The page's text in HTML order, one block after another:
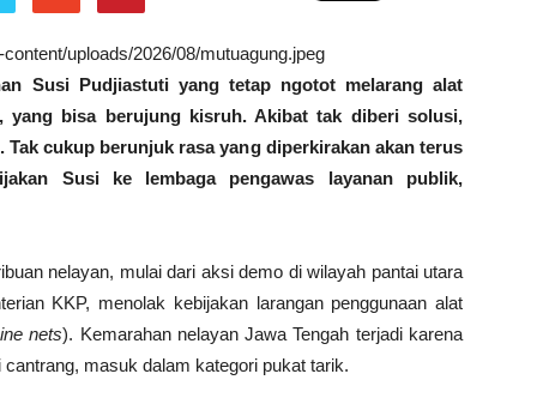
uploads/2026/08/mutuagung.jpeg
Susi Pudjiastuti yang tetap ngotot melarang alat
yang bisa berujung kisruh. Akibat tak diberi solusi,
Tak cukup berunjuk rasa yang diperkirakan akan terus
Susi ke lembaga pengawas layanan publik,
nelayan, mulai dari aksi demo di wilayah pantai utara
KKP, menolak kebijakan larangan penggunaan alat
nets). Kemarahan nelayan Jawa Tengah terjadi karena
masuk dalam kategori pukat tarik.